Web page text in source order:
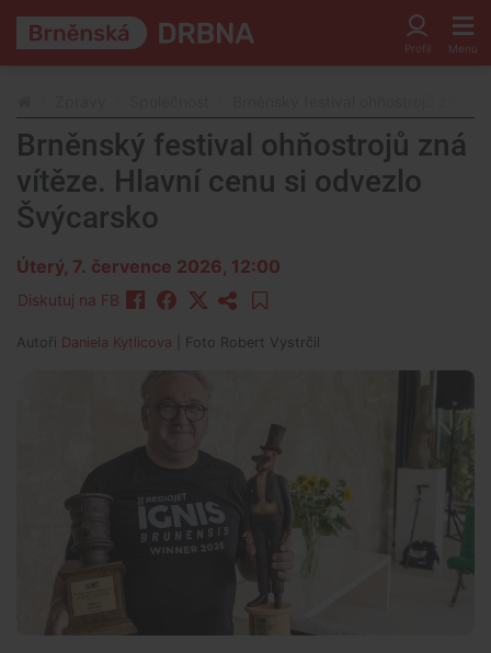
Brněnský festival ohňostrojů zná
vítěze. Hlavní cenu si odvezlo
Švýcarsko
Úterý, 7. července 2026, 12:00
Diskutuj na FB
Autoři Daniela Kytlicova | Foto Robert Vystrčil